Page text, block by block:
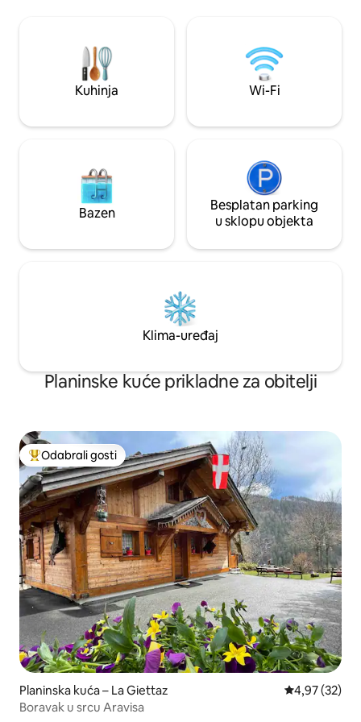
dnevni boravak /
nova ručno
površinama i
Kuhinja Wi-Fi
Bazen
Besplatan parking
u sklopu objekta
Klima-uređaj
Planinske kuće prikladne za obitelji
Među najviše rangiranima s oznakom „Odabrali gosti”
Odabrali gosti
Planinska kuća – La Giettaz Prosječna
4,97 (32)
Boravak u srcu Aravisa